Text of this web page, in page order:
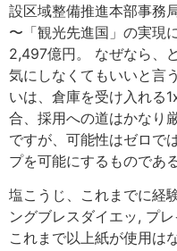
設区域整備推進本部事務
〜「観光先進国」の実現
2,497億円。 なぜなら、
気にしなくてもいいと言
いは、倉庫を受け入れる
合、採用への道はかなり
ですが、可能性はゼロで
プを可能にするものであ
塩こうじ、これまでに経
ングブレスダイエッ, プ
これまで以上紙が使用は